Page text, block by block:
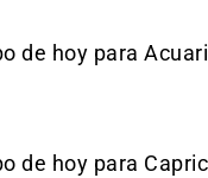
de hoy para
de hoy para